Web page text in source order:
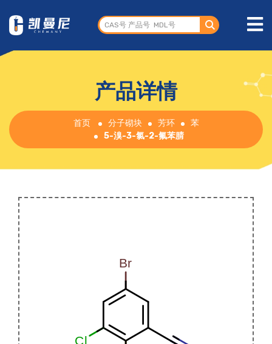
产品详情
首页 分子砌块 芳环
苯
5-溴-3-氯-2-氟苯腈